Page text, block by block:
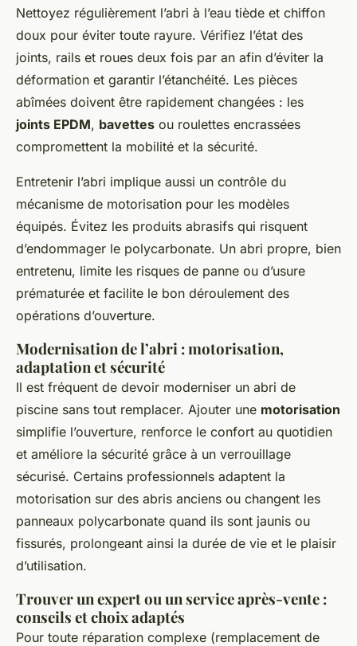
Nettoyez régulièrement l’abri à l’eau tiède et chiffon
doux pour éviter toute rayure. Vérifiez l’état des
joints, rails et roues deux fois par an afin d’éviter la
déformation et garantir l’étanchéité. Les pièces
abîmées doivent être rapidement changées : les
joints EPDM, bavettes ou roulettes encrassées
compromettent la mobilité et la sécurité.
Entretenir l’abri implique aussi un contrôle du
mécanisme de motorisation pour les modèles
équipés. Évitez les produits abrasifs qui risquent
d’endommager le polycarbonate. Un abri propre, bien
entretenu, limite les risques de panne ou d’usure
prématurée et facilite le bon déroulement des
opérations d’ouverture.
Modernisation de l’abri : motorisation,
adaptation et sécurité
Il est fréquent de devoir moderniser un abri de
piscine sans tout remplacer. Ajouter une motorisation
simplifie l’ouverture, renforce le confort au quotidien
et améliore la sécurité grâce à un verrouillage
sécurisé. Certains professionnels adaptent la
motorisation sur des abris anciens ou changent les
panneaux polycarbonate quand ils sont jaunis ou
fissurés, prolongeant ainsi la durée de vie et le plaisir
d’utilisation.
Trouver un expert ou un service après-vente :
conseils et choix adaptés
Pour toute réparation complexe (remplacement de